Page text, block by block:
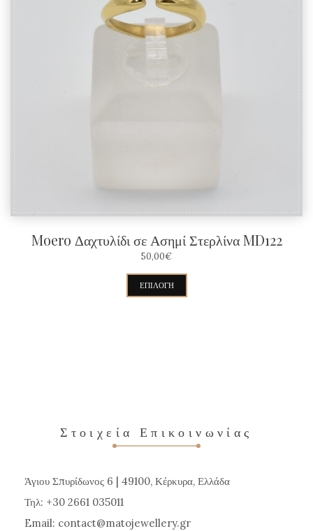
Moero Δαχτυλίδι σε Ασημί Στερλίνα MD122
50,00€
ΕΠΙΛΟΓΉ
επιλογές
μπορούν
Στοιχεία Επικοινωνίας
Άγιου Σπυρίδωνος 6 | 49100, Κέρκυρα, Ελλάδα
Τηλ: +30 2661 035011
Email: contact matojewellery gr